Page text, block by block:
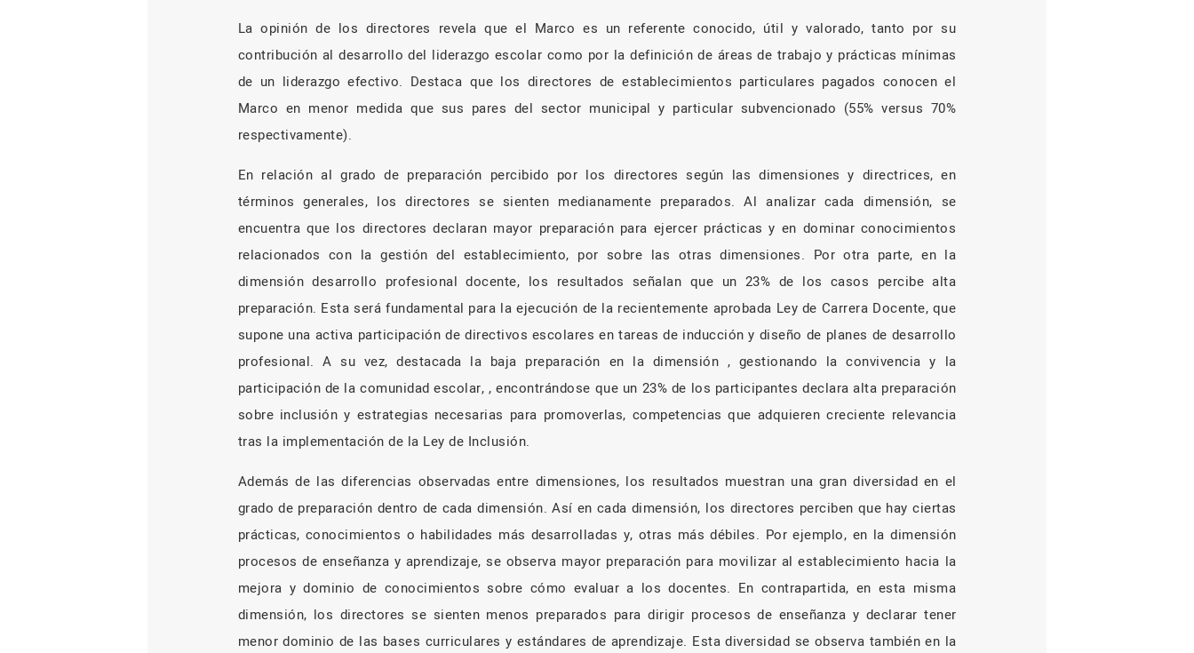
La opinión de los directores revela que el Marco es un referente conocido, útil y valorado, tanto por su
contribución al desarrollo del liderazgo escolar como por la definición de áreas de trabajo y prácticas mínimas
de un liderazgo efectivo. Destaca que los directores de establecimientos particulares pagados conocen el
Marco en menor medida que sus pares del sector municipal y particular subvencionado (55% versus 70%
respectivamente).
En relación al grado de preparación percibido por los directores según las dimensiones y directrices, en
términos generales, los directores se sienten medianamente preparados. Al analizar cada dimensión, se
encuentra que los directores declaran mayor preparación para ejercer prácticas y en dominar conocimientos
relacionados con la gestión del establecimiento, por sobre las otras dimensiones. Por otra parte, en la
dimensión desarrollo profesional docente, los resultados señalan que un 23% de los casos percibe alta
preparación. Esta será fundamental para la ejecución de la recientemente aprobada Ley de Carrera Docente, que
supone una activa participación de directivos escolares en tareas de inducción y diseño de planes de desarrollo
profesional. A su vez, destacada la baja preparación en la dimensión , gestionando la convivencia y la
participación de la comunidad escolar, , encontrándose que un 23% de los participantes declara alta preparación
sobre inclusión y estrategias necesarias para promoverlas, competencias que adquieren creciente relevancia
tras la implementación de la Ley de Inclusión.
Además de las diferencias observadas entre dimensiones, los resultados muestran una gran diversidad en el
grado de preparación dentro de cada dimensión. Así en cada dimensión, los directores perciben que hay ciertas
prácticas, conocimientos o habilidades más desarrolladas y, otras más débiles. Por ejemplo, en la dimensión
procesos de enseñanza y aprendizaje, se observa mayor preparación para movilizar al establecimiento hacia la
mejora y dominio de conocimientos sobre cómo evaluar a los docentes. En contrapartida, en esta misma
dimensión, los directores se sienten menos preparados para dirigir procesos de enseñanza y declarar tener
menor dominio de las bases curriculares y estándares de aprendizaje. Esta diversidad se observa también en la